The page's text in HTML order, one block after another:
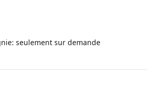
seulement sur demande